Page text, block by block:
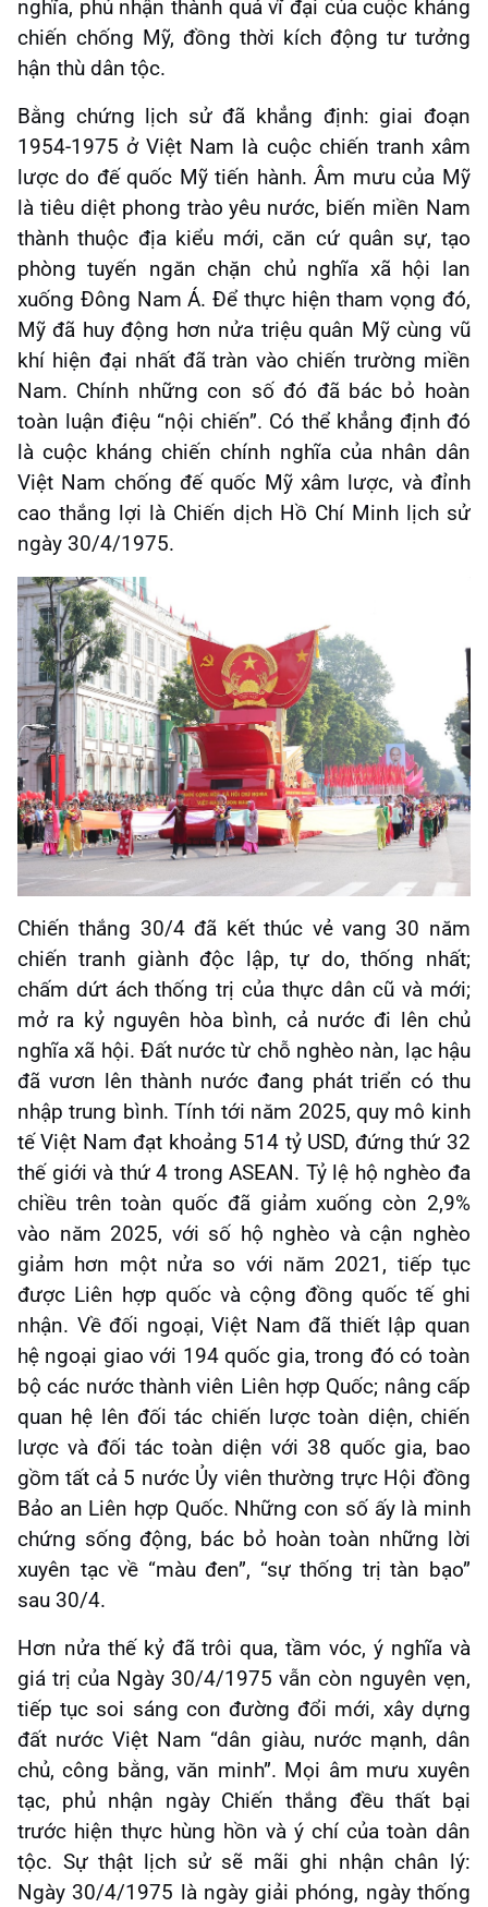
nghĩa, phủ nhận thành quả vĩ đại của cuộc kháng
chiến chống Mỹ, đồng thời kích động tư tưởng
hận thù dân tộc.
Bằng chứng lịch sử đã khẳng định: giai đoạn
1954-1975 ở Việt Nam là cuộc chiến tranh xâm
lược do đế quốc Mỹ tiến hành. Âm mưu của Mỹ
là tiêu diệt phong trào yêu nước, biến miền Nam
thành thuộc địa kiểu mới, căn cứ quân sự, tạo
phòng tuyến ngăn chặn chủ nghĩa xã hội lan
xuống Đông Nam Á. Để thực hiện tham vọng đó,
Mỹ đã huy động hơn nửa triệu quân Mỹ cùng vũ
khí hiện đại nhất đã tràn vào chiến trường miền
Nam. Chính những con số đó đã bác bỏ hoàn
toàn luận điệu “nội chiến”. Có thể khẳng định đó
là cuộc kháng chiến chính nghĩa của nhân dân
Việt Nam chống đế quốc Mỹ xâm lược, và đỉnh
cao thắng lợi là Chiến dịch Hồ Chí Minh lịch sử
ngày 30/4/1975.
Chiến thắng 30/4 đã kết thúc vẻ vang 30 năm
chiến tranh giành độc lập, tự do, thống nhất;
chấm dứt ách thống trị của thực dân cũ và mới;
mở ra kỷ nguyên hòa bình, cả nước đi lên chủ
nghĩa xã hội. Đất nước từ chỗ nghèo nàn, lạc hậu
đã vươn lên thành nước đang phát triển có thu
nhập trung bình. Tính tới năm 2025, quy mô kinh
tế Việt Nam đạt khoảng 514 tỷ USD, đứng thứ 32
thế giới và thứ 4 trong ASEAN. Tỷ lệ hộ nghèo đa
chiều trên toàn quốc đã giảm xuống còn 2,9%
vào năm 2025, với số hộ nghèo và cận nghèo
giảm hơn một nửa so với năm 2021, tiếp tục
được Liên hợp quốc và cộng đồng quốc tế ghi
nhận. Về đối ngoại, Việt Nam đã thiết lập quan
hệ ngoại giao với 194 quốc gia, trong đó có toàn
bộ các nước thành viên Liên hợp Quốc; nâng cấp
quan hệ lên đối tác chiến lược toàn diện, chiến
lược và đối tác toàn diện với 38 quốc gia, bao
gồm tất cả 5 nước Ủy viên thường trực Hội đồng
Bảo an Liên hợp Quốc. Những con số ấy là minh
chứng sống động, bác bỏ hoàn toàn những lời
xuyên tạc về “màu đen”, “sự thống trị tàn bạo”
sau 30/4.
Hơn nửa thế kỷ đã trôi qua, tầm vóc, ý nghĩa và
giá trị của Ngày 30/4/1975 vẫn còn nguyên vẹn,
tiếp tục soi sáng con đường đổi mới, xây dựng
đất nước Việt Nam “dân giàu, nước mạnh, dân
chủ, công bằng, văn minh”. Mọi âm mưu xuyên
tạc, phủ nhận ngày Chiến thắng đều thất bại
trước hiện thực hùng hồn và ý chí của toàn dân
tộc. Sự thật lịch sử sẽ mãi ghi nhận chân lý:
Ngày 30/4/1975 là ngày giải phóng, ngày thống